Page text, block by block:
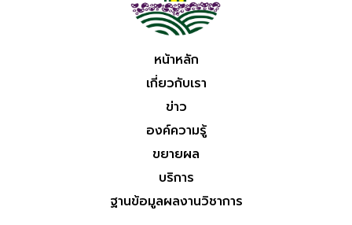
หน้าหลัก
เกี่ยวกับเรา
ข่าว
องค์ความรู้
ขยายผล
บริการ
ฐานข้อมูลผลงานวิชาการ